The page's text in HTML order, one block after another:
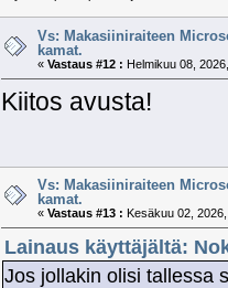
Vs: Makasiiniraiteen
kamat.
« Vastaus #12 : Helmikuu 08,
Kiitos avusta!
Vs: Makasiiniraiteen
kamat.
« Vastaus #13 : Kesäkuu 02,
Lainaus käyttäjältä:
Jos jollakin olisi tallessa